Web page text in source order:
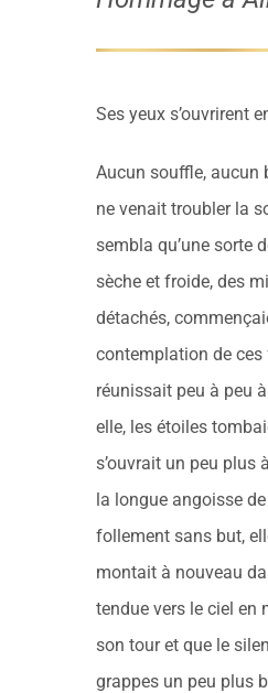
Ses yeux s’ouvrirent
Aucun souffle, aucun
ne venait troubler la
sembla qu’une sorte
sèche et froide, des
détachés,
contemplation de ces
réunissait peu à peu
elle, les étoiles
s’ouvrait un peu plus
la longue angoisse
follement sans but,
montait à nouveau
tendue vers le ciel en
son tour et que le
grappes un peu plus